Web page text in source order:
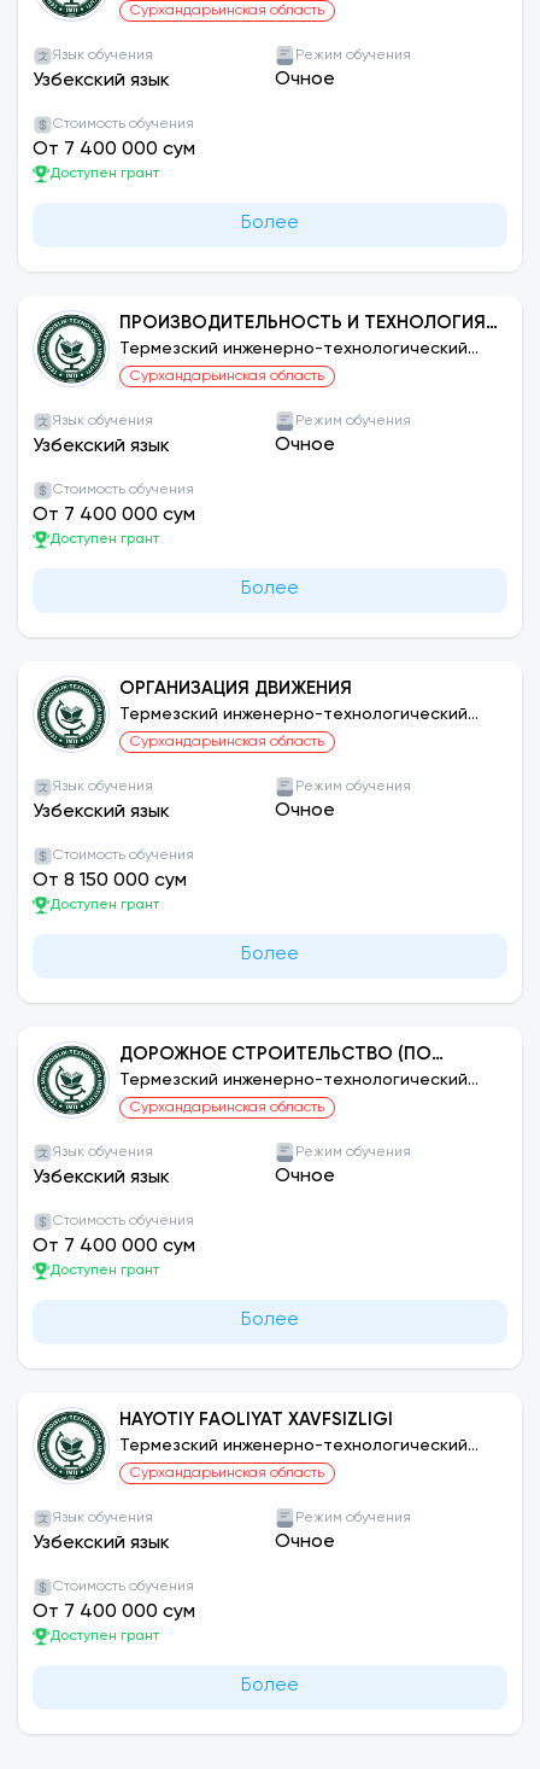
институт
Сурхандарьинская область
Язык обучения
Узбекский язык
Режим обучения
Очное
Стоимость обучения
От 7 400 000 сум
Доступен грант
Более
ПРОИЗВОДИТЕЛЬНОСТЬ И ТЕХНОЛОГИЯ
ИЗГОТОВЛЕНИЯ ИЗДЕЛИЙ ЛЕГКОЙ
ПРОМЫШЛЕННОСТИ (ПО ВИДАМ
Термезский инженерно-технологический
институт
Сурхандарьинская область
Язык обучения
Узбекский язык
Режим обучения
Очное
Стоимость обучения
От 7 400 000 сум
Доступен грант
Более
ОРГАНИЗАЦИЯ ДВИЖЕНИЯ
Термезский инженерно-технологический
институт
Сурхандарьинская область
Язык обучения
Узбекский язык
Режим обучения
Очное
Стоимость обучения
От 8 150 000 сум
Доступен грант
Более
ДОРОЖНОЕ СТРОИТЕЛЬСТВО (ПО
ОТРАСЛЯМ И ВИДАМ ДЕЯТЕЛЬНОСТИ)
Термезский инженерно-технологический
институт
Сурхандарьинская область
Язык обучения
Узбекский язык
Режим обучения
Очное
Стоимость обучения
От 7 400 000 сум
Доступен грант
Более
HAYOTIY FAOLIYAT XAVFSIZLIGI
Термезский инженерно-технологический
институт
Сурхандарьинская область
Язык обучения
Узбекский язык
Режим обучения
Очное
Стоимость обучения
От 7 400 000 сум
Доступен грант
Более